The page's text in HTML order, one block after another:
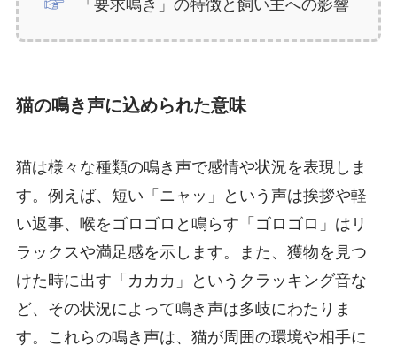
「要求鳴き」の特徴と飼い主への影響
猫の鳴き声に込められた意味
猫は様々な種類の鳴き声で感情や状況を表現しま
す。例えば、短い「ニャッ」という声は挨拶や軽
い返事、喉をゴロゴロと鳴らす「ゴロゴロ」はリ
ラックスや満足感を示します。また、獲物を見つ
けた時に出す「カカカ」というクラッキング音な
ど、その状況によって鳴き声は多岐にわたりま
す。これらの鳴き声は、猫が周囲の環境や相手に